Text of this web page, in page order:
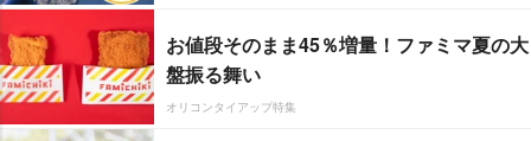
お値段そのまま45％増量！ファミマ夏の大
盤振る舞い
オリコンタイアップ特集